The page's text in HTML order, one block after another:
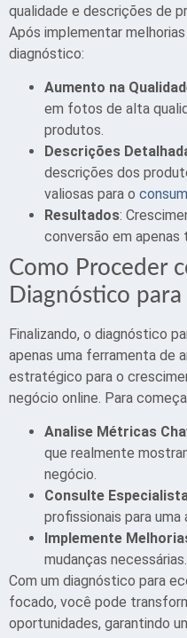
qualidade e descrições de
Após implementar
diagnóstico:
Aumento na
em fotos de alta
produtos.
Descrições
descrições dos
valiosas para o
Resultados:
conversão em apenas
Como Proceder
Diagnóstico para
Finalizando, o diagnóstico
apenas uma ferramenta de
estratégico para o
negócio online. Para
Analise Métricas
que realmente
negócio.
Consulte
profissionais para uma
Implemente
mudanças necessárias.
Com um diagnóstico para
focado, você pode
oportunidades, garantindo